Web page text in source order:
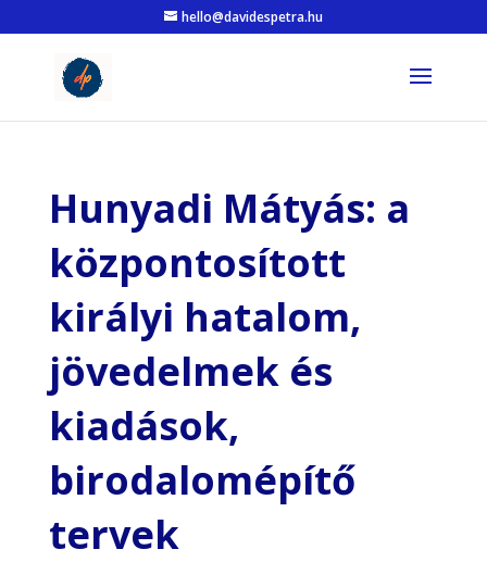
hello@davidespetra.hu
Hunyadi Mátyás: a
központosított
királyi hatalom,
jövedelmek és
kiadások,
birodalomépítő
tervek